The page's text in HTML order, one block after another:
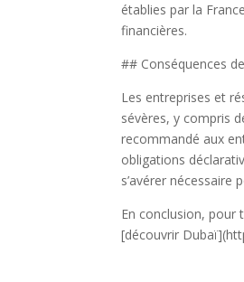
établies par la
financières.
## Conséquences
Les entreprises et
sévères, y compris
recommandé aux
obligations
s’avérer nécessaire
En conclusion, pour
[découvrir